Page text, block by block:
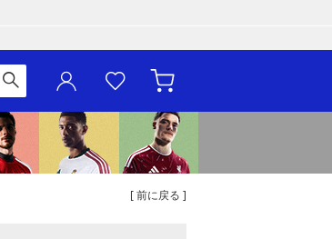
[ 前に戻る ]